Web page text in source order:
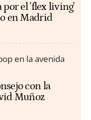
por el 'flex living'
en Madrid
con la
Muñoz